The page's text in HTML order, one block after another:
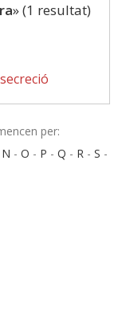
» (1 resultat)
secreció
per:
N - O - P - Q - R - S -